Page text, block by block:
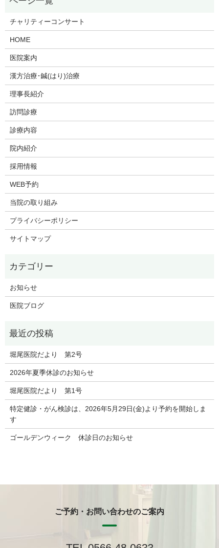
チャリティーコンサート
HOME
医院案内
漢方治療･鍼(はり)治療
理事長紹介
訪問診療
診療内容
院内紹介
採用情報
WEB予約
当院の取り組み
プライバシーポリシー
サイトマップ
お知らせ
医院ブログ
堀尾医院だより 第2号
2026年夏季休診のお知らせ
堀尾医院だより 第1号
特定健診・がん検診は、2026年5月29日(金)より予約を開始しま
す
ゴールデンウィーク 休診日のお知らせ
ご予約・お問い合わせのご案内